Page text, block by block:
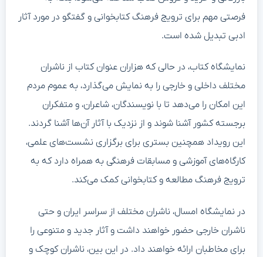
فرصتی مهم برای ترویج فرهنگ کتابخوانی و گفتگو در مورد آثار
ادبی تبدیل شده است.
نمایشگاه کتاب، در حالی که هزاران عنوان کتاب از ناشران
مختلف داخلی و خارجی را به نمایش می‌گذارد، به عموم مردم
این امکان را می‌دهد تا با نویسندگان، شاعران، و متفکران
برجسته کشور آشنا شوند و از نزدیک با آثار آن‌ها آشنا گردند.
این رویداد همچنین بستری برای برگزاری نشست‌های علمی،
کارگاه‌های آموزشی و مسابقات فرهنگی به همراه دارد که به
ترویج فرهنگ مطالعه و کتابخوانی کمک می‌کند.
در نمایشگاه امسال، ناشران مختلف از سراسر ایران و حتی
ناشران خارجی حضور خواهند داشت و آثار جدید و متنوعی را
برای مخاطبان ارائه خواهند داد. در این بین، ناشران کوچک و